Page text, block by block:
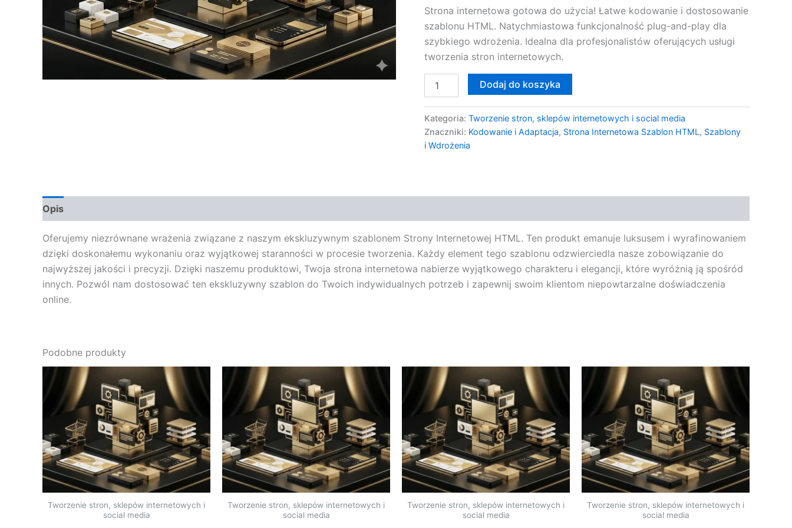
Strona internetowa gotowa do użycia! Łatwe kodowanie i dostosowanie
szablonu HTML. Natychmiastowa funkcjonalność plug-and-play dla
szybkiego wdrożenia. Idealna dla profesjonalistów oferujących usługi
tworzenia stron internetowych.
Dodaj do koszyka
Kategoria: Tworzenie stron, sklepów internetowych i social media
Znaczniki: Kodowanie i Adaptacja, Strona Internetowa Szablon HTML, Szablony
i Wdrożenia
Opis
Oferujemy niezrównane wrażenia związane z naszym ekskluzywnym szablonem Strony Internetowej HTML. Ten produkt emanuje luksusem i wyrafinowaniem
dzięki doskonałemu wykonaniu oraz wyjątkowej staranności w procesie tworzenia. Każdy element tego szablonu odzwierciedla nasze zobowiązanie do
najwyższej jakości i precyzji. Dzięki naszemu produktowi, Twoja strona internetowa nabierze wyjątkowego charakteru i elegancji, które wyróżnią ją spośród
innych. Pozwól nam dostosować ten ekskluzywny szablon do Twoich indywidualnych potrzeb i zapewnij swoim klientom niepowtarzalne doświadczenia
online.
Podobne produkty
Tworzenie stron, sklepów internetowych i
social media
Tworzenie stron, sklepów internetowych i
social media
Tworzenie stron, sklepów internetowych i
social media
Tworzenie stron, sklepów internetowych i
social media